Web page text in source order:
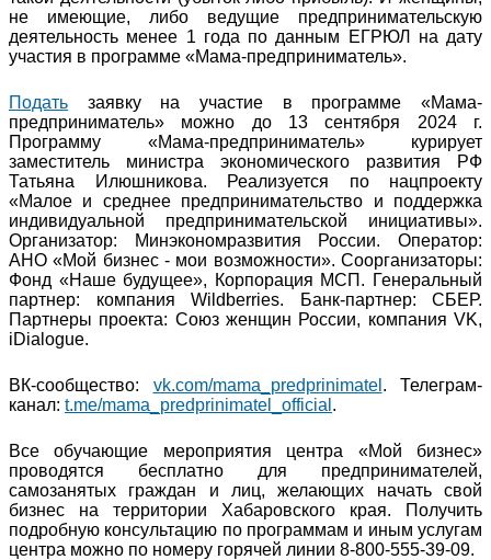
не имеющие, либо ведущие предпринимательскую
деятельность менее 1 года по данным ЕГРЮЛ на дату
участия в программе «Мама-предприниматель».
Подать заявку на участие в программе «Мама-
предприниматель» можно до 13 сентября 2024 г.
Программу «Мама-предприниматель» курирует
заместитель министра экономического развития РФ
Татьяна Илюшникова. Реализуется по нацпроекту
«Малое и среднее предпринимательство и поддержка
индивидуальной предпринимательской инициативы».
Организатор: Минэкономразвития России. Оператор:
АНО «Мой бизнес - мои возможности». Соорганизаторы:
Фонд «Наше будущее», Корпорация МСП. Генеральный
партнер: компания Wildberries. Банк-партнер: СБЕР.
Партнеры проекта: Союз женщин России, компания VK,
iDialogue.
ВК-сообщество: vk.com/mama_predprinimatel . Телеграм-
канал: t.me/mama_predprinimatel_official .
Все обучающие мероприятия центра «Мой бизнес»
проводятся бесплатно для предпринимателей,
самозанятых граждан и лиц, желающих начать свой
бизнес на территории Хабаровского края. Получить
подробную консультацию по программам и иным услугам
центра можно по номеру горячей линии 8-800-555-39-09.